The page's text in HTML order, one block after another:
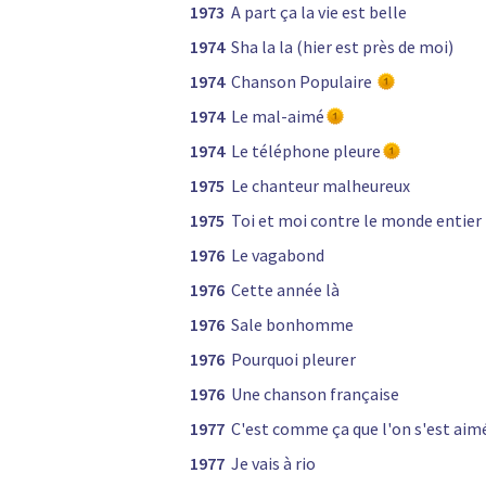
1973 A part ça la vie est belle
1974 Sha la la (hier est près de moi)
1974 Chanson Populaire
1974 Le mal-aimé
1974 Le téléphone pleure
1975 Le chanteur malheureux
1975 Toi et moi contre le monde entier
1976 Le vagabond
1976 Cette année là
1976 Sale bonhomme
1976 Pourquoi pleurer
1976 Une chanson française
1977 C'est comme ça que l'on s'est
1977 Je vais à rio